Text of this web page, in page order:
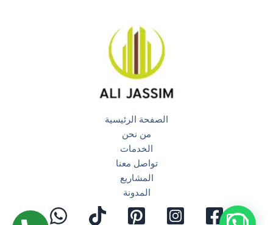
الصفحة الرئيسية
من نحن
الخدمات
تواصل معنا
المشاريع
المدونة